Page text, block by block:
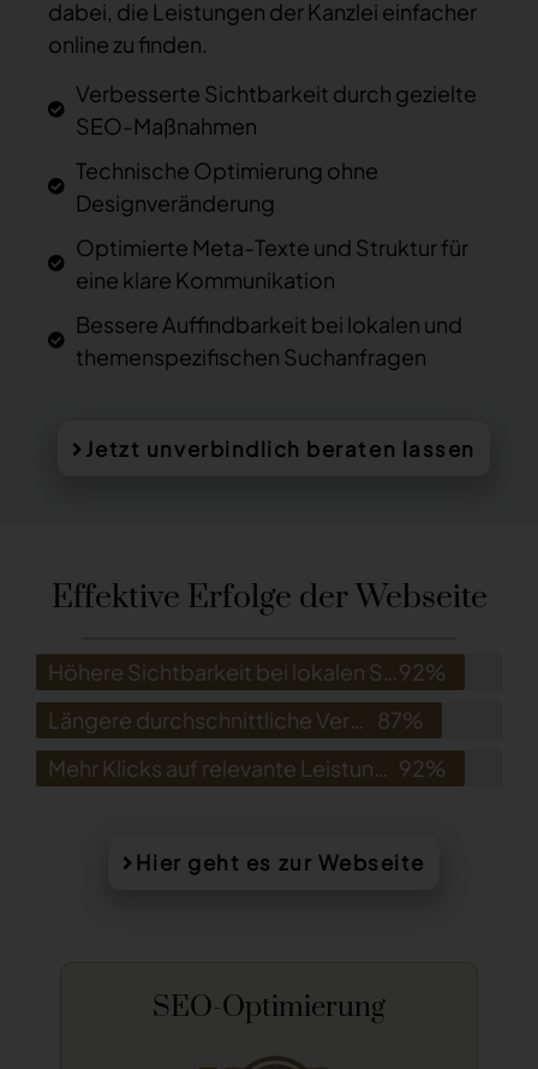
dabei, die Leistungen der Kanzlei einfacher
online zu finden.
Verbesserte Sichtbarkeit durch gezielte
SEO-Maßnahmen
Technische Optimierung ohne
Designveränderung
Optimierte Meta-Texte und Struktur für
eine klare Kommunikation
Bessere Auffindbarkeit bei lokalen und
themenspezifischen Suchanfragen
Jetzt unverbindlich beraten lassen
Effektive Erfolge der Webseite
Höhere Sichtbarkeit bei lokalen Steuerberatungs-Suchbegriffen92%
Längere durchschnittliche Verweildauer durch strukturierte Inhalte
87%
Mehr Klicks auf relevante Leistungsseiten innerhalb weniger Wochen 92%
Hier geht es zur Webseite
UX/UI Design